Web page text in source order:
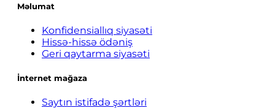
Məlumat
Konfidensiallıq siyasəti
Hissə-hissə ödəniş
Geri qaytarma siyasəti
İnternet mağaza
Saytın istifadə şərtləri